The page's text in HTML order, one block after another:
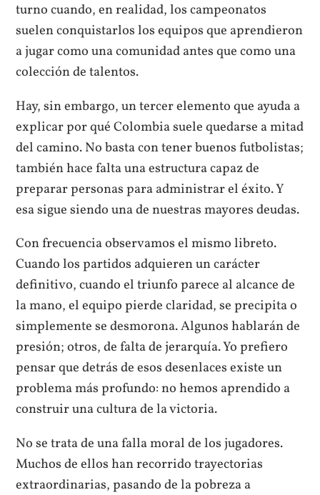
turno cuando, en realidad, los campeonatos
suelen conquistarlos los equipos que aprendieron
a jugar como una comunidad antes que como una
colección de talentos.
Hay, sin embargo, un tercer elemento que ayuda a
explicar por qué Colombia suele quedarse a mitad
del camino. No basta con tener buenos futbolistas;
también hace falta una estructura capaz de
preparar personas para administrar el éxito. Y
esa sigue siendo una de nuestras mayores deudas.
Con frecuencia observamos el mismo libreto.
Cuando los partidos adquieren un carácter
definitivo, cuando el triunfo parece al alcance de
la mano, el equipo pierde claridad, se precipita o
simplemente se desmorona. Algunos hablarán de
presión; otros, de falta de jerarquía. Yo prefiero
pensar que detrás de esos desenlaces existe un
problema más profundo: no hemos aprendido a
construir una cultura de la victoria.
No se trata de una falla moral de los jugadores.
Muchos de ellos han recorrido trayectorias
extraordinarias, pasando de la pobreza a